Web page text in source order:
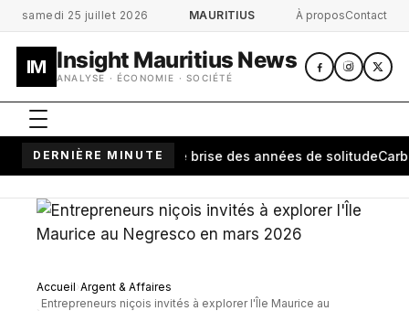
Aller au contenu principal
samedi 25 juillet 2026 MAURITIUS À proposContact
IM Insight Mauritius News
ANALYSE · ÉCONOMIE · SOCIÉTÉ
DERNIÈRE MINUTE
une cérémonie brise des années de solitude
Accueil Argent & Affaires
Entrepreneurs niçois invités à explorer l'Île Maurice au